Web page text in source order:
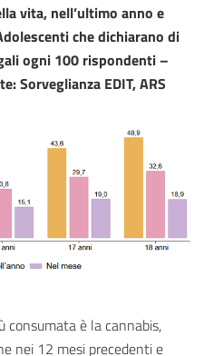
vita, nell’ultimo anno e
che dichiarano di
ogni 100 rispondenti –
Sorveglianza EDIT, ARS
consumata è la cannabis,
nei 12 mesi precedenti e